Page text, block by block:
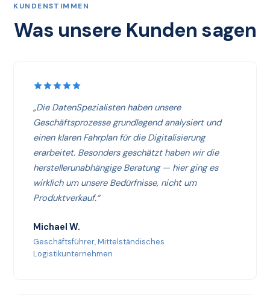
KUNDENSTIMMEN
Was unsere Kunden sagen
„Die DatenSpezialisten haben unsere
Geschäftsprozesse grundlegend analysiert und
einen klaren Fahrplan für die Digitalisierung
erarbeitet. Besonders geschätzt haben wir die
herstellerunabhängige Beratung — hier ging es
wirklich um unsere Bedürfnisse, nicht um
Produktverkauf.“
Michael W.
Geschäftsführer, Mittelständisches
Logistikunternehmen